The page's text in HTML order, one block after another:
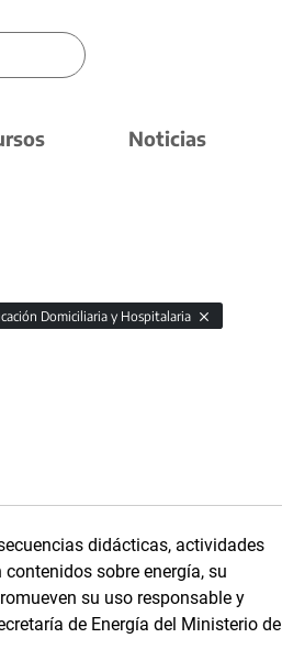
Noticias
Domiciliaria y Hospitalaria
didácticas, actividades
sobre energía, su
su uso responsable y
de Energía del Ministerio de